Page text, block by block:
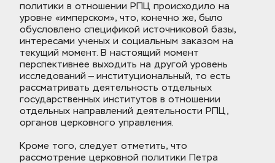
политики в отношении РПЦ происходило на
уровне «имперском», что, конечно же, было
обусловлено спецификой источниковой базы,
интересами ученых и социальным заказом на
текущий момент. В настоящий момент
перспективнее выходить на другой уровень
исследований — институциональный, то есть
рассматривать деятельность отдельных
государственных институтов в отношении
отдельных направлений деятельности РПЦ,
органов церковного управления.
Кроме того, следует отметить, что
рассмотрение церковной политики Петра